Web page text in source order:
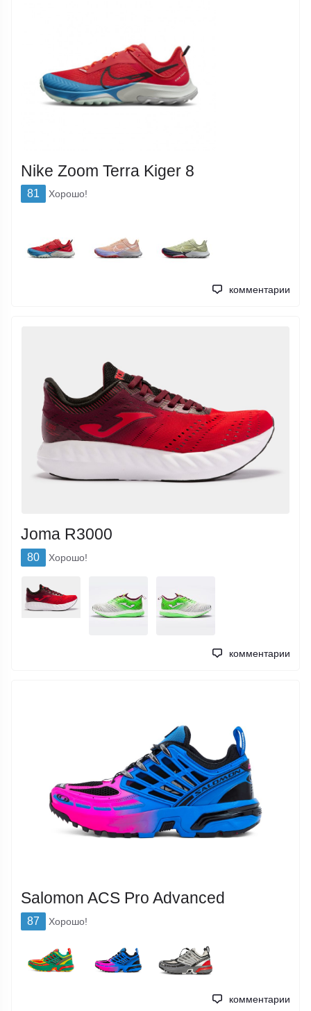
Nike Zoom Terra Kiger 8
81 Хорошо!
комментарии
Joma R3000
80 Хорошо!
комментарии
Salomon ACS Pro Advanced
87 Хорошо!
комментарии